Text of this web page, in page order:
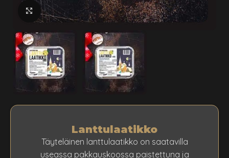
klikkaa suuremmaksi
Lanttulaatikko
Täyteläinen lanttulaatikko on saatavilla
useassa pakkauskoossa paistettuna ja